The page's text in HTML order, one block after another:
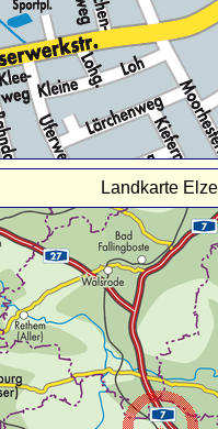
Landkarte Elze